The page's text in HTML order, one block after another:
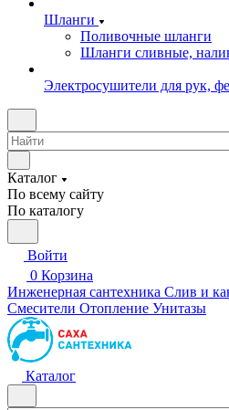
Шланги
Поливочные шланги
Шланги сливные,
Электросушители для рук,
Каталог
По всему сайту
По каталогу
Войти
0 Корзина
Инженерная сантехника Слив и
Смесители Отопление Унитазы
Каталог